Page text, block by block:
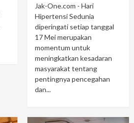
Jak-One.com - Hari
Hipertensi Sedunia
diperingati setiap tanggal
17 Mei merupakan
momentum untuk
meningkatkan kesadaran
masyarakat tentang
pentingnya pencegahan
dan...